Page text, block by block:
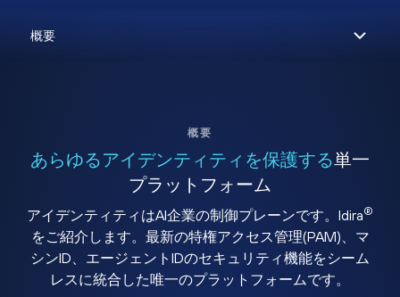
概要
あらゆるアイデンティティを保護する単一
プラットフォーム
アイデンティティはAI企業の制御プレーンです。Idira®
をご紹介します。最新の特権アクセス管理(PAM)、マ
シンID、エージェントIDのセキュリティ機能をシーム
レスに統合した唯一のプラットフォームです。